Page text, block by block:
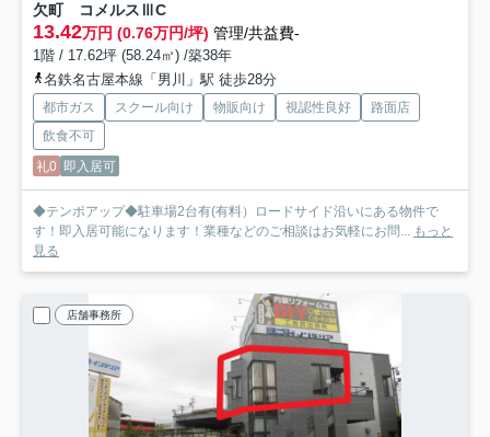
欠町 コメルスⅢC
13.42万円 (0.76万円/坪) 管理/共益費-
1階 / 17.62坪 (58.24㎡) /築38年
名鉄名古屋本線「男川」駅 徒歩28分
都市ガス スクール向け 物販向け 視認性良好
路面店
飲食不可
礼0 即入居可
◆テンポアップ◆駐車場2台有(有料）ロードサイド沿いにある物件で
す！即入居可能になります！業種などのご相談はお気軽にお問... もっと
見る
店舗事務所